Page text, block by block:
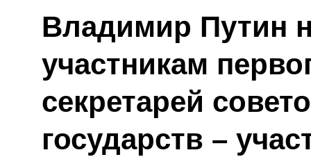
Владимир Путин
участникам
секретарей
государств –